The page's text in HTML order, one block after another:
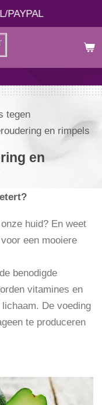
PAYPAL
tegen
en rimpels
en
huid? En weet
een mooiere
benodigde
vitamines en
De voeding
te produceren